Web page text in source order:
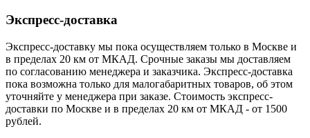
Экспресс-доставка
Экспресс-доставку мы пока осуществляем только в Москве и
в пределах 20 км от МКАД. Срочные заказы мы доставляем
по согласованию менеджера и заказчика. Экспресс-доставка
пока возможна только для малогабаритных товаров, об этом
уточняйте у менеджера при заказе. Стоимость экспресс-
доставки по Москве и в пределах 20 км от МКАД - от 1500
рублей.